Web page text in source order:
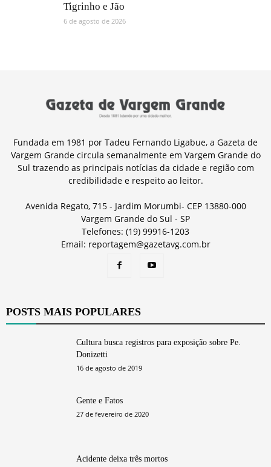
Tigrinho e Jão
6 de agosto de 2026
Fundada em 1981 por Tadeu Fernando Ligabue, a Gazeta de
Vargem Grande circula semanalmente em Vargem Grande do
Sul trazendo as principais notícias da cidade e região com
credibilidade e respeito ao leitor.
Avenida Regato, 715 - Jardim Morumbi- CEP 13880-000
Vargem Grande do Sul - SP
Telefones: (19) 99916-1203
Email: reportagem@gazetavg.com.br
POSTS MAIS POPULARES
Cultura busca registros para exposição sobre Pe.
Donizetti
16 de agosto de 2019
Gente e Fatos
27 de fevereiro de 2020
Acidente deixa três mortos